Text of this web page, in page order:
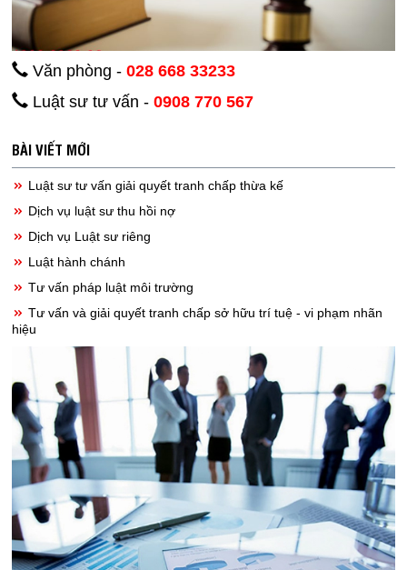
Văn phòng - 028 668 33233
Luật sư tư vấn - 0908 770 567
BÀI VIẾT MỚI
Luật sư tư vấn giải quyết tranh chấp thừa kế
Dịch vụ luật sư thu hồi nợ
Dịch vụ Luật sư riêng
Luật hành chánh
Tư vấn pháp luật môi trường
Tư vấn và giải quyết tranh chấp sở hữu trí tuệ - vi phạm nhãn
hiệu